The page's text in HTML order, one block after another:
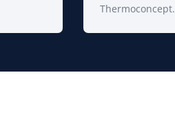
Thermoconcept.